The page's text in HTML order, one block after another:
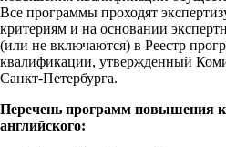
Все программы проходят
критериям и на основании
(или не включаются) в Реестр
квалификации, утвержденный
Санкт-Петербурга.
Перечень программ повышения
английского: